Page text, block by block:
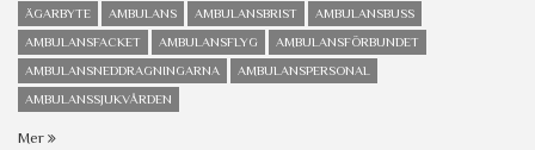
ÄGARBYTE AMBULANS AMBULANSBRIST
AMBULANSBUSS
AMBULANSFACKET
AMBULANSFLYG
AMBULANSFÖRBUNDET
AMBULANSNEDDRAGNINGARNA
AMBULANSPERSONAL
AMBULANSSJUKVÅRDEN
Mer